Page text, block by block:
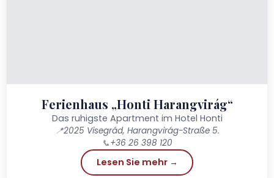
Ferienhaus „Honti Harangvirág“
Das ruhigste Apartment im Hotel Honti
📍2025 Visegrád, Harangvirág-Straße 5.
📞+36 26 398 120
Lesen Sie mehr →